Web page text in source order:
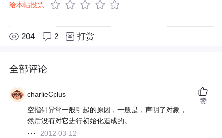
给本帖投票
204 2 打赏
全部评论
charlieCplus
空指针异常一般引起的原因，一般是，声明了对象，
然后没有对它进行初始化造成的。
2012-03-12
赞